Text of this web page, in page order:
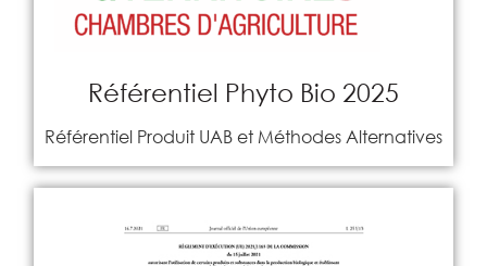
Référentiel Phyto Bio 2025
Référentiel Produit UAB et Méthodes Alternatives